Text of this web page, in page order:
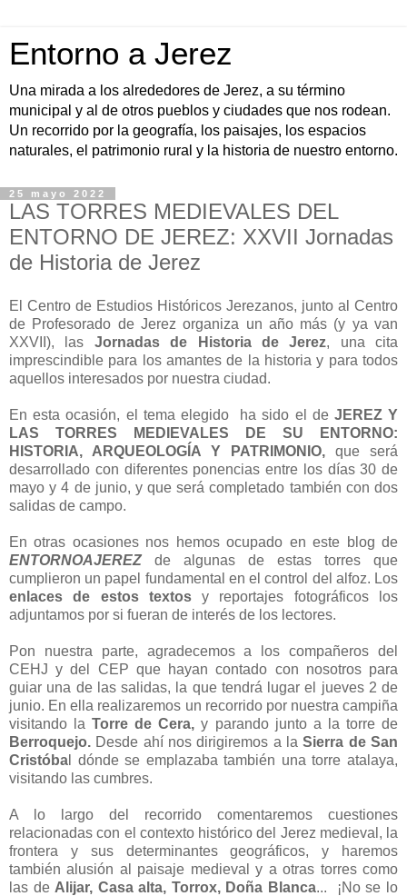
Entorno a Jerez
Una mirada a los alrededores de Jerez, a su término
municipal y al de otros pueblos y ciudades que nos rodean.
Un recorrido por la geografía, los paisajes, los espacios
naturales, el patrimonio rural y la historia de nuestro entorno.
25 mayo 2022
LAS TORRES MEDIEVALES DEL
ENTORNO DE JEREZ: XXVII Jornadas
de Historia de Jerez
El Centro de Estudios Históricos Jerezanos, junto al Centro
de Profesorado de Jerez organiza un año más (y ya van
XXVII), las Jornadas de Historia de Jerez, una cita
imprescindible para los amantes de la historia y para todos
aquellos interesados por nuestra ciudad.
En esta ocasión, el tema elegido ha sido el de JEREZ Y
LAS TORRES MEDIEVALES DE SU ENTORNO:
HISTORIA, ARQUEOLOGÍA Y PATRIMONIO, que será
desarrollado con diferentes ponencias entre los días 30 de
mayo y 4 de junio, y que será completado también con dos
salidas de campo.
En otras ocasiones nos hemos ocupado en este blog de
ENTORNOAJEREZ de algunas de estas torres que
cumplieron un papel fundamental en el control del alfoz. Los
enlaces de estos textosy reportajes fotográficos los
adjuntamos por si fueran de interés de los lectores.
Pon nuestra parte, agradecemos a los compañeros del
CEHJ y del CEP que hayan contado con nosotros para
guiar una de las salidas, la que tendrá lugar el jueves 2 de
junio. En ella realizaremos un recorrido por nuestra campiña
visitando laTorre de Cera, y parando junto a la torre de
Berroquejo. Desde ahí nos dirigiremos a laSierra de San
Cristóba l dónde se emplazaba también una torre atalaya,
visitando las cumbres.
A lo largo del recorrido comentaremos cuestiones
relacionadas con el contexto histórico del Jerez medieval, la
frontera y sus determinantes geográficos, y haremos
también alusión al paisaje medieval y a otras torres como
las de Alijar, Casa alta, Torrox, Doña Blanca... ¡No se lo